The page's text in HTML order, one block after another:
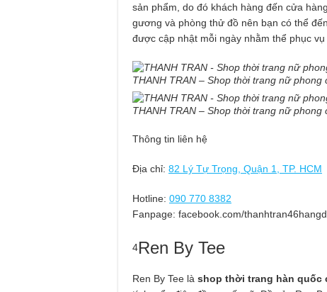
sản phẩm, do đó khách hàng đến cửa
gương và phòng thử đồ nên bạn có thể
được cập nhật mỗi ngày nhằm thể phục
THANH TRAN – Shop thời trang nữ phong
THANH TRAN – Shop thời trang nữ phong
Thông tin liên hệ
Địa chỉ: 82 Lý Tự Trọng, Quận 1, TP. HCM
Hotline: 090 770 8382
Fanpage: facebook.com/
4Ren By Tee
Ren By Tee là shop thời trang hàn quốc